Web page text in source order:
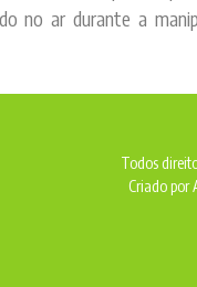
no ar durante a
Todos
Criado por